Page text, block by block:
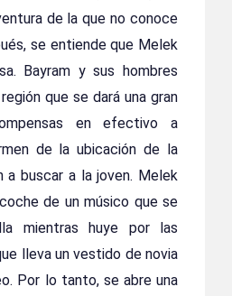
de la que no conoce
se entiende que Melek
Bayram y sus hombres
que se dará una gran
en efectivo a
de la ubicación de la
a buscar a la joven. Melek
de un músico que se
mientras huye por las
lleva un vestido de novia
Por lo tanto, se abre una